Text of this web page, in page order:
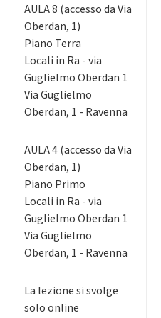
AULA 8 (accesso da Via
Oberdan, 1)
Piano Terra
Locali in Ra - via
Guglielmo Oberdan 1
Via Guglielmo
Oberdan, 1 - Ravenna
AULA 4 (accesso da Via
Oberdan, 1)
Piano Primo
Locali in Ra - via
Guglielmo Oberdan 1
Via Guglielmo
Oberdan, 1 - Ravenna
La lezione si svolge
solo online